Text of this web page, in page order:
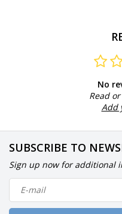
No
Read
Add
SUBSCRIBE TO
Sign up now for additional